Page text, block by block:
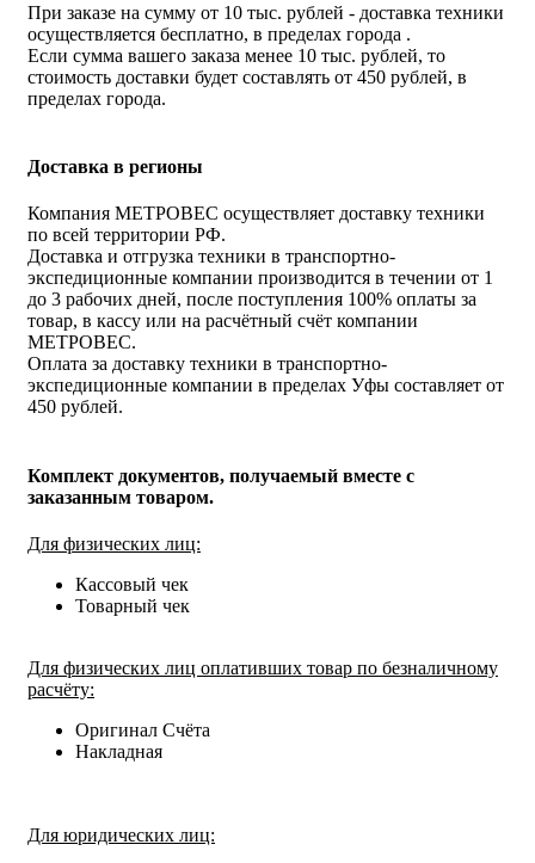
При заказе на сумму от 10 тыс. рублей - доставка техники
осуществляется бесплатно, в пределах города .
Если сумма вашего заказа менее 10 тыс. рублей, то
стоимость доставки будет составлять от 450 рублей, в
пределах города.
Доставка в регионы
Компания МЕТРОВЕС осуществляет доставку техники
по всей территории РФ.
Доставка и отгрузка техники в транспортно-
экспедиционные компании производится в течении от 1
до 3 рабочих дней, после поступления 100% оплаты за
товар, в кассу или на расчётный счёт компании
МЕТРОВЕС.
Оплата за доставку техники в транспортно-
экспедиционные компании в пределах Уфы составляет от
450 рублей.
Комплект документов, получаемый вместе с
заказанным товаром.
Для физических лиц:
Кассовый чек
Товарный чек
Для физических лиц оплативших товар по безналичному
расчёту:
Оригинал Счёта
Накладная
Для юридических лиц: